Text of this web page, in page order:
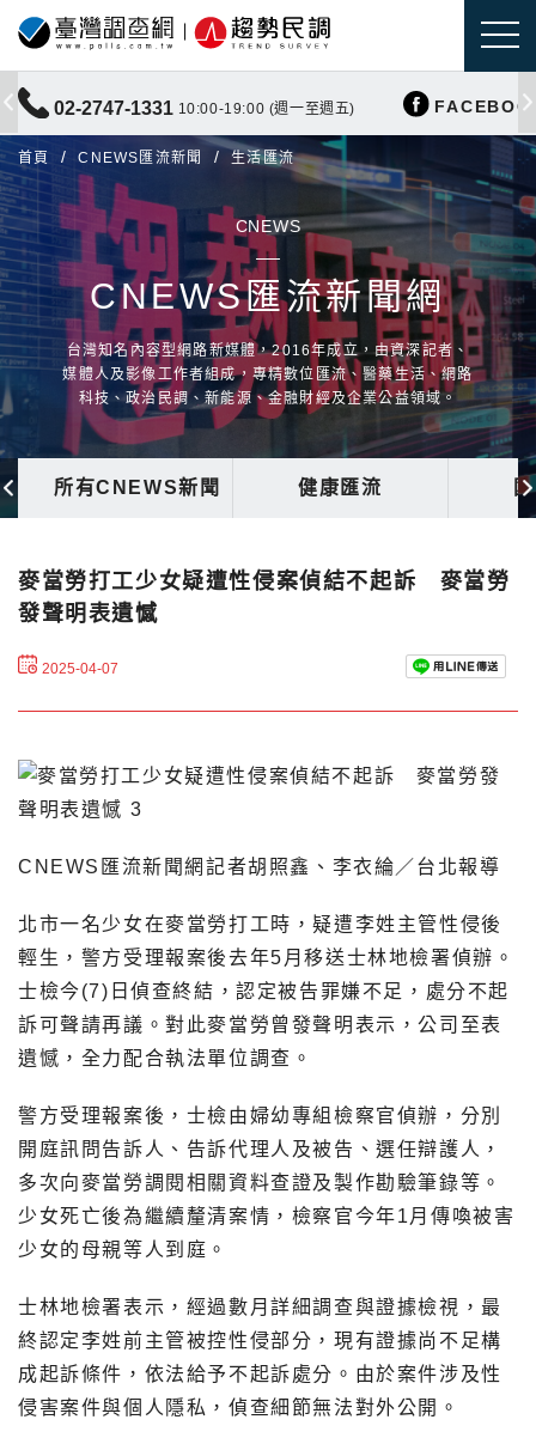
02-2747-1331 10:00-19:00 (週一至週五)
首頁 CNEWS匯流新聞 生活匯流
CNEWS
CNEWS匯流新聞網
台灣知名內容型網路新媒體，2016年成立，由資深記者、
媒體人及影像工作者組成，專精數位匯流、醫藥生活、網路
科技、政治民調、新能源、金融財經及企業公益領域。
所有CNEWS新聞 健康匯流
麥當勞打工少女疑遭性侵案偵結不起訴 麥當勞
發聲明表遺憾
2025-04-07
CNEWS匯流新聞網記者胡照鑫、李衣綸／台北報導
北市一名少女在麥當勞打工時，疑遭李姓主管性侵後
輕生，警方受理報案後去年5月移送士林地檢署偵辦。
士檢今(7)日偵查終結，認定被告罪嫌不足，處分不起
訴可聲請再議。對此麥當勞曾發聲明表示，公司至表
遺憾，全力配合執法單位調查。
警方受理報案後，士檢由婦幼專組檢察官偵辦，分別
開庭訊問告訴人、告訴代理人及被告、選任辯護人，
多次向麥當勞調閱相關資料查證及製作勘驗筆錄等。
少女死亡後為繼續釐清案情，檢察官今年1月傳喚被害
少女的母親等人到庭。
士林地檢署表示，經過數月詳細調查與證據檢視，最
終認定李姓前主管被控性侵部分，現有證據尚不足構
成起訴條件，依法給予不起訴處分。由於案件涉及性
侵害案件與個人隱私，偵查細節無法對外公開。